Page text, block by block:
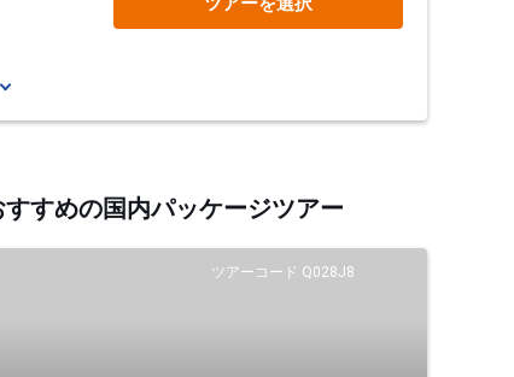
すめの国内パッケージツアー
ツアーコード Q028J8